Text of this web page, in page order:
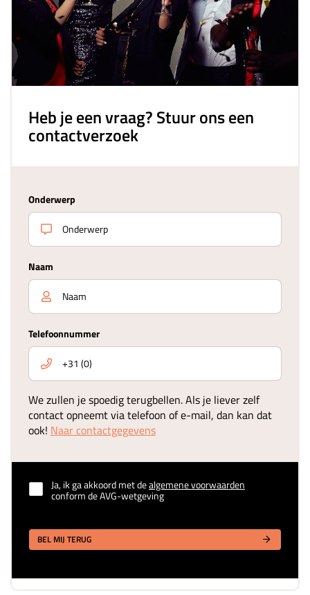
Heb je een vraag? Stuur ons een
contactverzoek
Onderwerp
Naam
Telefoonnummer
We zullen je spoedig terugbellen. Als je liever zelf
contact opneemt via telefoon of e-mail, dan kan dat
ook! Naar contactgegevens
Ja, ik ga akkoord met dealgemene voorwaarden
conform de AVG-wetgeving
BEL MIJ TERUG